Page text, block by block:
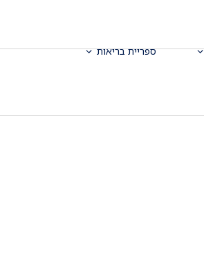
ספריית בריאות